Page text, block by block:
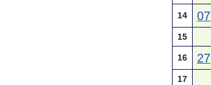
14 07
15
16 27
17